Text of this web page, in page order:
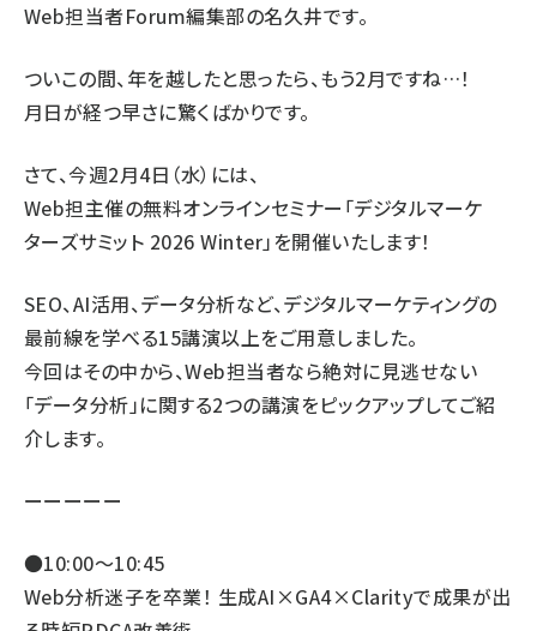
Web担当者Forum編集部の名久井です。
ついこの間、年を越したと思ったら、もう2月ですね…！
月日が経つ早さに驚くばかりです。
さて、今週2月4日（水）には、
Web担主催の無料オンラインセミナー「デジタルマーケ
ターズサミット 2026 Winter」を開催いたします！
SEO、AI活用、データ分析など、デジタルマーケティングの
最前線を学べる15講演以上をご用意しました。
今回はその中から、Web担当者なら絶対に見逃せない
「データ分析」に関する2つの講演をピックアップしてご紹
介します。
ーーーーー
●10:00～10:45
Web分析迷子を卒業！ 生成AI×GA4×Clarityで成果が出